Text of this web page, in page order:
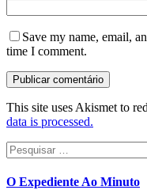
Save my name, email,
time I comment.
This site uses Akismet to
data is processed.
Pesquisar
por:
O Expediente Ao Minuto